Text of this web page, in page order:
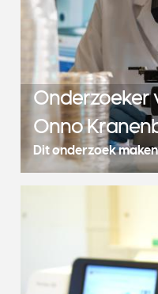
Onderzoeker
Onno
Dit onderzoek